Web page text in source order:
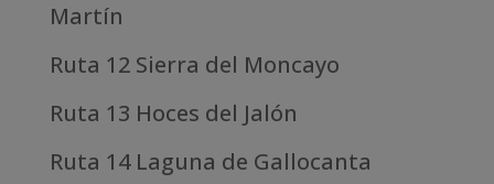
Martín
Ruta 12 Sierra del Moncayo
Ruta 13 Hoces del Jalón
Ruta 14 Laguna de Gallocanta